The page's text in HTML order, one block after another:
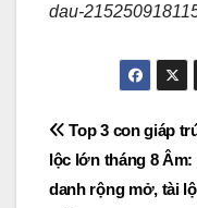
dau-
Post
Top 3 con giáp
lộc lớn tháng 8 Âm:
danh rộng mở, tài